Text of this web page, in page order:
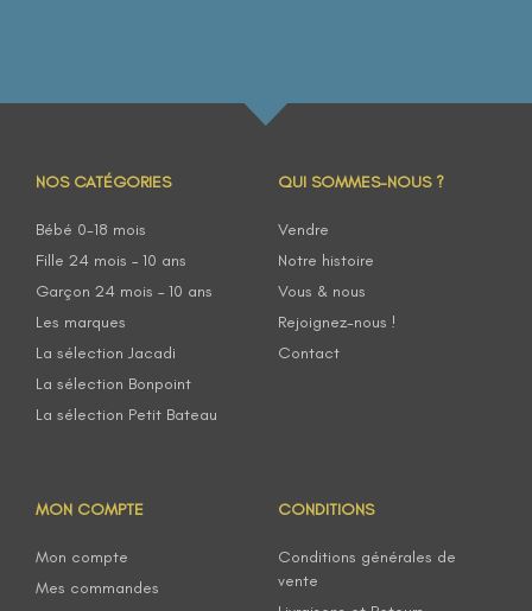
NOS CATÉGORIES
Bébé 0-18 mois
Fille 24 mois – 10 ans
Garçon 24 mois – 10 ans
Les marques
La sélection Jacadi
La sélection Bonpoint
La sélection Petit Bateau
QUI SOMMES-NOUS ?
Vendre
Notre histoire
Vous & nous
Rejoignez-nous !
Contact
MON COMPTE
Mon compte
Mes commandes
CONDITIONS
Conditions générales de
vente